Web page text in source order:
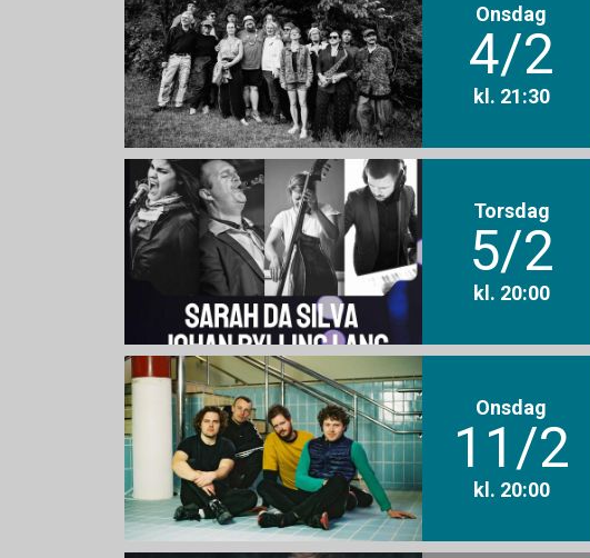
Onsdag
4/2
kl. 21:30
Torsdag
5/2
kl. 20:00
Onsdag
11/2
kl. 20:00